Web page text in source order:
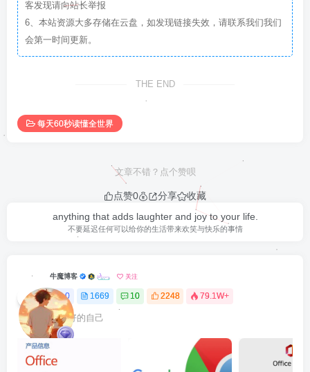
客发现请向站长举报
6、本站资源大多存储在云盘，如发现链接失效，请联系我们我们
会第一时间更新。
THE END
每天60秒读懂全世界
文章不错？点个赞呗
点赞0 分享
收藏
anything that adds laughter and joy to your life.
不要延迟任何可以给你的生活带来欢笑与快乐的事情
牛魔博客 关注
0 1669 10 2248 79.1W+
最最好的自己